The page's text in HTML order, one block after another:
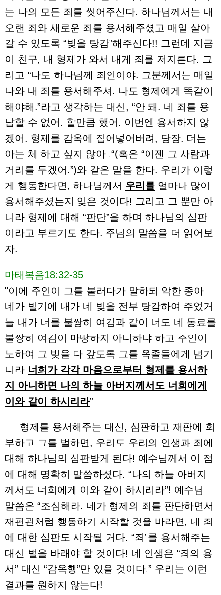
는 나의 모든 죄를 씻어주신다. 하나님께서는 내
오랜 죄와 새로운 죄를 용서해주셨고 매일 살아
갈 수 있도록 “빚을 탕감”해주신다!! 그런데 지금
이 친구, 내 형제가 와서 내게 죄를 저지른다. 그
리고 “나도 하나님께 죄인이야. 그분께서는 매일
나와 내 죄를 용서해주셔. 나도 형제에게 똑같이
해야해.”라고 생각하는 대신, “안 돼. 네 죄를 용
납할 수 없어. 할만큼 했어. 이번엔 용서하지 않
겠어. 형제를 감옥에 집어넣어버려, 당장. 더는
아는 체 하고 싶지 않아 .“(혹은 “이젠 그 사람과
거리를 두겠어.”)와 같은 말을 한다. 우리가 이렇
게 행동한다면, 하나님께서 우리를 얼마나 많이
용서해주셨는지 잊은 것이다! 그리고 그 뿐만 아
니라 형제에 대해 “판단”을 하며 하나님의 심판
이라고 부르기도 한다. 주님의 말씀을 더 읽어보
자.
마태복음18:32-35
"이에 주인이 그를 불러다가 말하되 악한 종아
네가 빌기에 내가 네 빚을 전부 탕감하여 주었거
늘 내가 너를 불쌍히 여김과 같이 너도 네 동료를
불쌍히 여김이 마땅하지 아니하냐 하고 주인이
노하여 그 빚을 다 갚도록 그를 옥졸들에게 넘기
니라 너희가 각각 마음으로부터 형제를 용서하
지 아니하면 나의 하늘 아버지께서도 너희에게
이와 같이 하시리라”
형제를 용서해주는 대신, 심판하고 재판에 회
부하고 그를 벌하면, 우리도 우리의 인생과 죄에
대해 하나님의 심판받게 된다! 예수님께서 이 점
에 대해 명확히 말씀하셨다. “나의 하늘 아버지
께서도 너희에게 이와 같이 하시리라”! 예수님
말씀은 “조심해라. 네가 형제의 죄를 판단하면서
재판관처럼 행동하기 시작할 것을 바라면, 네 죄
에 대한 심판도 시작될 거다. “죄”를 용서해주는
대신 벌을 바래야 할 것이다! 네 인생은 “죄의 용
서” 대신 “감옥행”만 있을 것이다.” 우리는 이런
결과를 원하지 않는다!